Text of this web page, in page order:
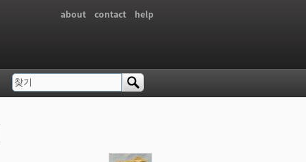
about contact help
검색 폼
찾기